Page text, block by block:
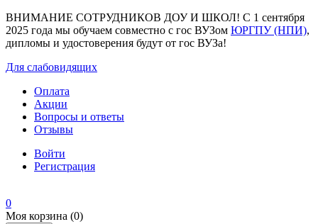
ВНИМАНИЕ СОТРУДНИКОВ ДОУ И ШКОЛ! С 1 сентября
2025 года мы обучаем совместно с гос ВУЗом ЮРГПУ (НПИ),
дипломы и удостоверения будут от гос ВУЗа!
Для слабовидящих
Оплата
Акции
Вопросы и ответы
Отзывы
Войти
Регистрация
0
Моя корзина (0)